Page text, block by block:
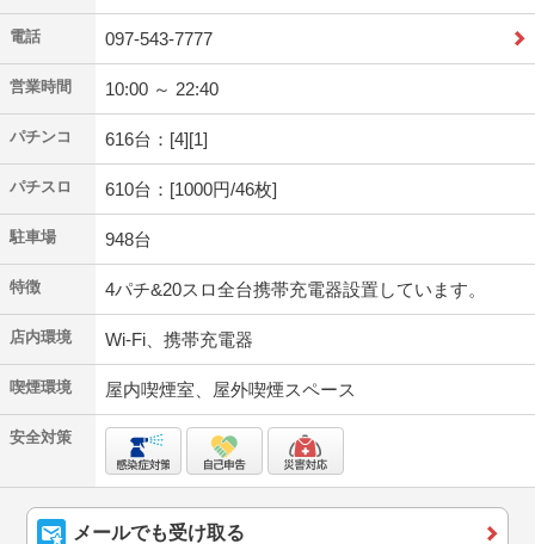
電話 097-543-7777
営業時間 10:00 ～ 22:40
パチンコ 616台：[4][1]
パチスロ 610台：[1000円/46枚]
駐車場 948台
特徴 4パチ&20スロ全台携帯充電器設置しています。
店内環境 Wi-Fi、携帯充電器
喫煙環境 屋内喫煙室、屋外喫煙スペース
安全対策
メールでも受け取る